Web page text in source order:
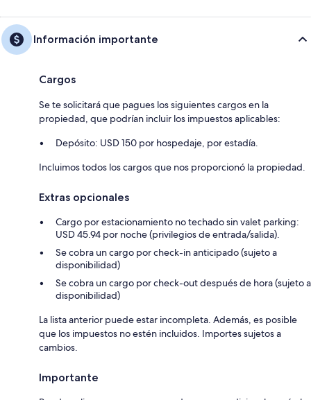
Información importante
Cargos
Se te solicitará que pagues los siguientes cargos en la
propiedad, que podrían incluir los impuestos aplicables:
Depósito: USD 150 por hospedaje, por estadía.
Incluimos todos los cargos que nos proporcionó la propiedad.
Extras opcionales
Cargo por estacionamiento no techado sin valet parking:
USD 45.94 por noche (privilegios de entrada/salida).
Se cobra un cargo por check-in anticipado (sujeto a
disponibilidad)
Se cobra un cargo por check-out después de hora (sujeto a
disponibilidad)
La lista anterior puede estar incompleta. Además, es posible
que los impuestos no estén incluidos. Importes sujetos a
cambios.
Importante